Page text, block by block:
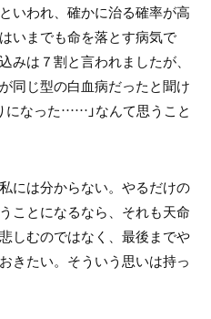
いわれ、確かに治る確率が高
いまでも命を落とす病気で
みは７割と言われましたが、
同じ型の白血病だったと聞け
になった……」なんて思うこと
には分からない。やるだけの
ことになるなら、それも天命
しむのではなく、最後までや
きたい。そういう思いは持っ